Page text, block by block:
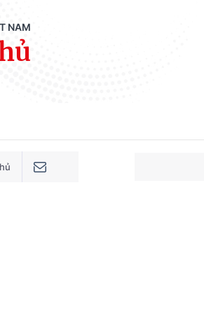
NAM